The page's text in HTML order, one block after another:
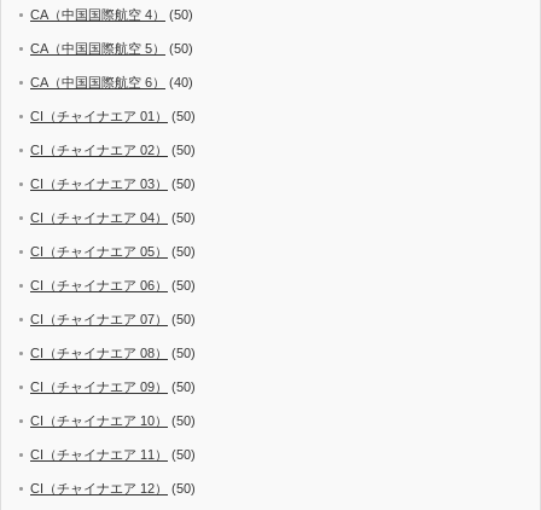
CA（中国国際航空 4） (50)
CA（中国国際航空 5） (50)
CA（中国国際航空 6） (40)
CI（チャイナエア 01） (50)
CI（チャイナエア 02） (50)
CI（チャイナエア 03） (50)
CI（チャイナエア 04） (50)
CI（チャイナエア 05） (50)
CI（チャイナエア 06） (50)
CI（チャイナエア 07） (50)
CI（チャイナエア 08） (50)
CI（チャイナエア 09） (50)
CI（チャイナエア 10） (50)
CI（チャイナエア 11） (50)
CI（チャイナエア 12） (50)